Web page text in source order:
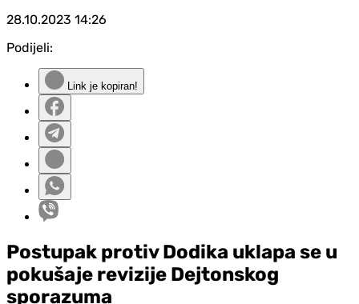
28.10.2023 14:26
Podijeli:
Link je kopiran!
Postupak protiv Dodika uklapa se u
pokušaje revizije Dejtonskog
sporazuma